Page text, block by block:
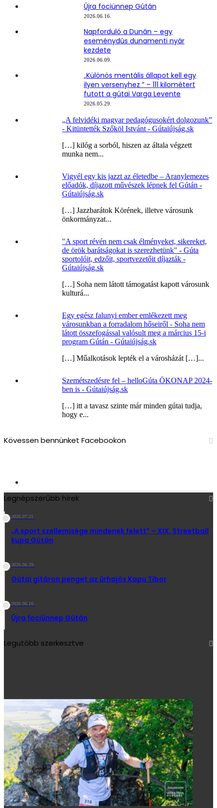
Újra fociünnep Gútán
2026.06.16.
Napforduló a Dunán – egy
eseménydús dunamenti nyár
kezdete
2026.06.09.
„Különös mentális állapot kell egy
ilyen versenyhez ” – 111 kilométert
futott a gútai Varga Levente
2026.05.29.
„A felvidéki magyar pedagógusokért dolgozunk”
- Kitüntették Szőköl Istvánt - Gútaiújság.sk
[…] kilóg a sorból, hiszen az általa végzett
munka nem...
Vigyél egy kis jazzt az életedbe – Aranylemezes
előadók, díjazott művészek lépnek fel Gútán -
Gútaiújság.sk
[…] Jazzbarátok Körének, illetve városunk
önkormányzat...
"A sport révén nem csak élményeket, sikereket,
de örök barátságokat is szerezhetünk" - Gúta
sportolóit, edzőit, sportvezetőit díjazták -
Gútaiújság.sk
[…] Soha nem látott támogatást kapott városunk
kulturá...
Egy egész falunyi ember emlékezett meg
városunkban a forradalom hőseiről - Soha nem
látott összefogással valósult meg a március 15-i
program Gútán - Gútaiújság.sk
[…] Műalkotások lepték el a városházát […]...
Szemétszedésre fel – helloGúta ÖKONAP 2024-
ben is - Gútaiújság.sk
[…] itt a tavasz szinte már minden gútai tudja,
hogy e...
Kövessen bennünket Facebookon
Legnépszerűbb hírek
2026.07.21.
„A sport szellemisége mindenek felett” – XIX. Streetball
kupa Gútán
2026.06.29.
Gútai gitáron penget az űrhajós Kapu Tibor
2026.06.16.
Újra fociünnep Gútán
Legutóbb szerkesztve